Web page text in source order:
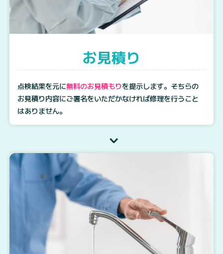
お見積り
点検結果を元に無料のお見積もりを提示します。そちらの
お見積り内容にご署名をいただかなければ修理を行うこと
はありません。